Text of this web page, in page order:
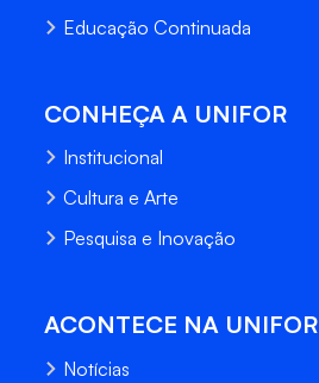
Educação Continuada
CONHEÇA A UNIFOR
Institucional
Cultura e Arte
Pesquisa e Inovação
ACONTECE NA UNIFOR
Notícias